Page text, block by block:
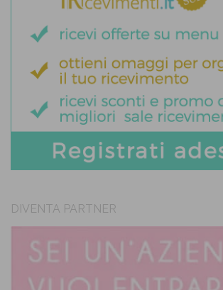
DIVENTA PARTNER